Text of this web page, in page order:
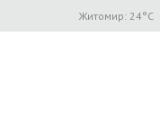
Житомир: 24°C